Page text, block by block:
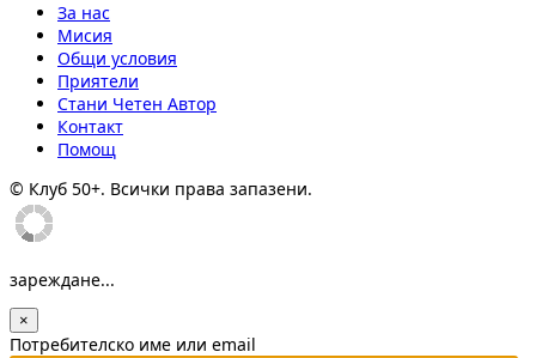
За нас
Мисия
Общи условия
Приятели
Стани Четен Автор
Контакт
Помощ
© Клуб 50+. Всички права запазени.
зареждане...
×
Потребителско име или email